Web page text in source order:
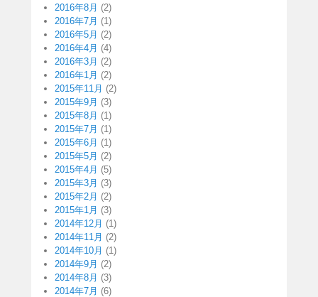
2016年8月 (2)
2016年7月 (1)
2016年5月 (2)
2016年4月 (4)
2016年3月 (2)
2016年1月 (2)
2015年11月 (2)
2015年9月 (3)
2015年8月 (1)
2015年7月 (1)
2015年6月 (1)
2015年5月 (2)
2015年4月 (5)
2015年3月 (3)
2015年2月 (2)
2015年1月 (3)
2014年12月 (1)
2014年11月 (2)
2014年10月 (1)
2014年9月 (2)
2014年8月 (3)
2014年7月 (6)